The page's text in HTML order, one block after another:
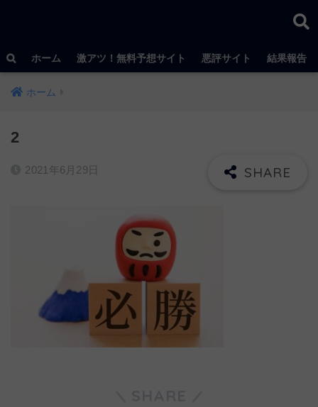
ホーム 激アツ！無料予想サイト 悪評サイト 結果報告
ホーム
2
2021年6月29日